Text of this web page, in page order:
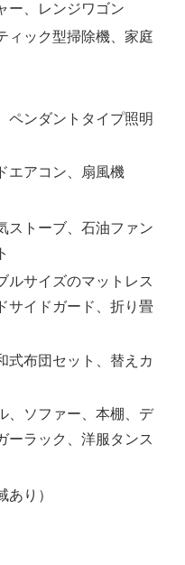
ー、レンジワゴン
ィック型掃除機、家庭
ペンダントタイプ照明
エアコン、扇風機
ストーブ、石油ファン
ルサイズのマットレス
サイドガード、折り畳
式布団セット、替えカ
、ソファー、本棚、デ
ーラック、洋服タンス
あり）